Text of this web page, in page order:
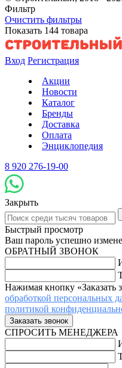
Фильтр
Очистить фильтры
Показать 144 товара
Вход Регистрация
Акции
Новости
Каталог
Бренды
Доставка
Оплата
Энциклопедия
8 920 276-19-00
Закрыть
Быстрый просмотр
Ваш пароль успешно
ОБРАТНЫЙ ЗВОНОК
Нажимая кнопку «Заказать
обработкой персональных
политикой
СПРОСИТЬ МЕНЕДЖЕРА